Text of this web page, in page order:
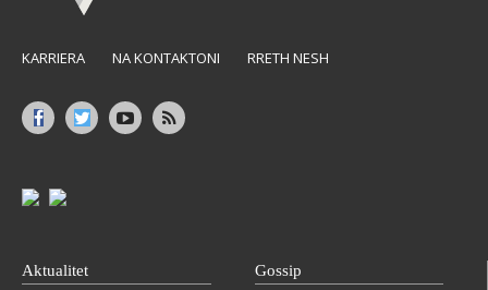
KARRIERA NA KONTAKTONI RRETH NESH
Aktualitet Gossip